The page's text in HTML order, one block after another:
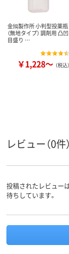
金鵄製作所 小判型投薬瓶
（無地タイプ） 調剤用 凸凹
目盛り …
￥1,228～ （税込）
レビュー（0件）
投稿されたレビュー
待ちしています。